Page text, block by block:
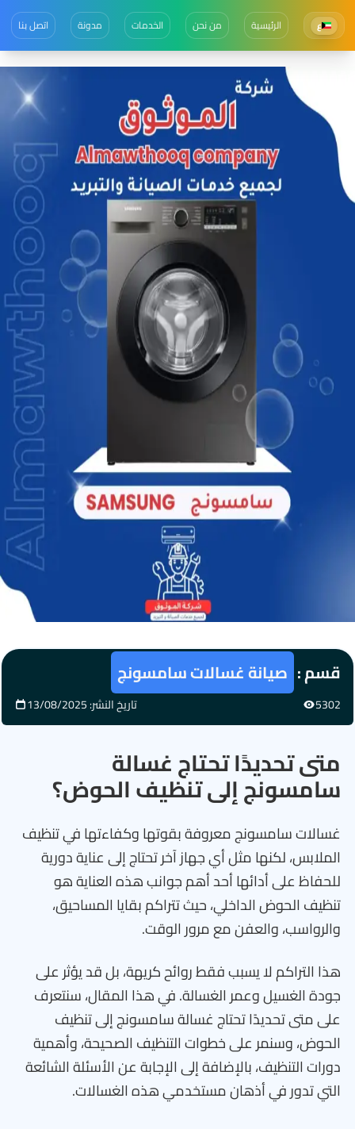
ع الرئيسية من نحن الخدمات مدونة اتصل بنا
قسم : صيانة غسالات سامسونج
5302 تاريخ النشر: 13/08/2025
متى تحديدًا تحتاج غسالة
سامسونج إلى تنظيف الحوض؟
غسالات سامسونج معروفة بقوتها وكفاءتها في تنظيف
الملابس، لكنها مثل أي جهاز آخر تحتاج إلى عناية دورية
للحفاظ على أدائها أحد أهم جوانب هذه العناية هو
تنظيف الحوض الداخلي، حيث تتراكم بقايا المساحيق،
والرواسب، والعفن مع مرور الوقت.
هذا التراكم لا يسبب فقط روائح كريهة، بل قد يؤثر على
جودة الغسيل وعمر الغسالة. في هذا المقال، سنتعرف
على متى تحديدًا تحتاج غسالة سامسونج إلى تنظيف
الحوض، وسنمر على خطوات التنظيف الصحيحة، وأهمية
دورات التنظيف، بالإضافة إلى الإجابة عن الأسئلة الشائعة
التي تدور في أذهان مستخدمي هذه الغسالات.